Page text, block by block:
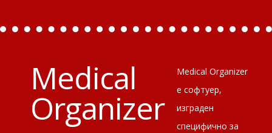
Medical
Organizer
Medical Organizer
е софтуер,
изграден
специфично за